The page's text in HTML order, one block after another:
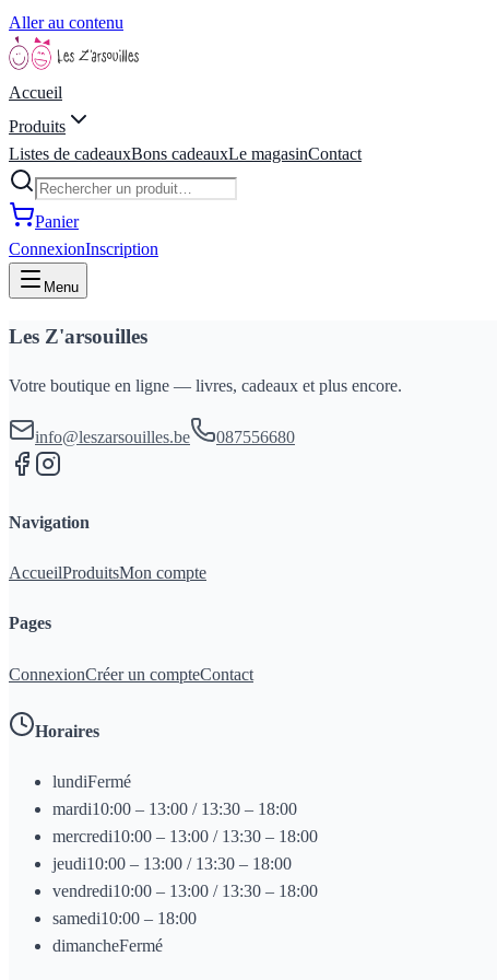
Aller au contenu
Accueil
Produits
Listes de cadeauxBons cadeauxLe magasinContact
Panier
ConnexionInscription
Menu
Les Z'arsouilles
Votre boutique en ligne — livres, cadeaux et plus encore.
info@leszarsouilles.be 087556680
Navigation
AccueilProduitsMon compte
Pages
ConnexionCréer un compteContact
Horaires
lundiFermé
mardi10:00 – 13:00 / 13:30 – 18:00
mercredi10:00 – 13:00 / 13:30 – 18:00
jeudi10:00 – 13:00 / 13:30 – 18:00
vendredi10:00 – 13:00 / 13:30 – 18:00
samedi10:00 – 18:00
dimancheFermé